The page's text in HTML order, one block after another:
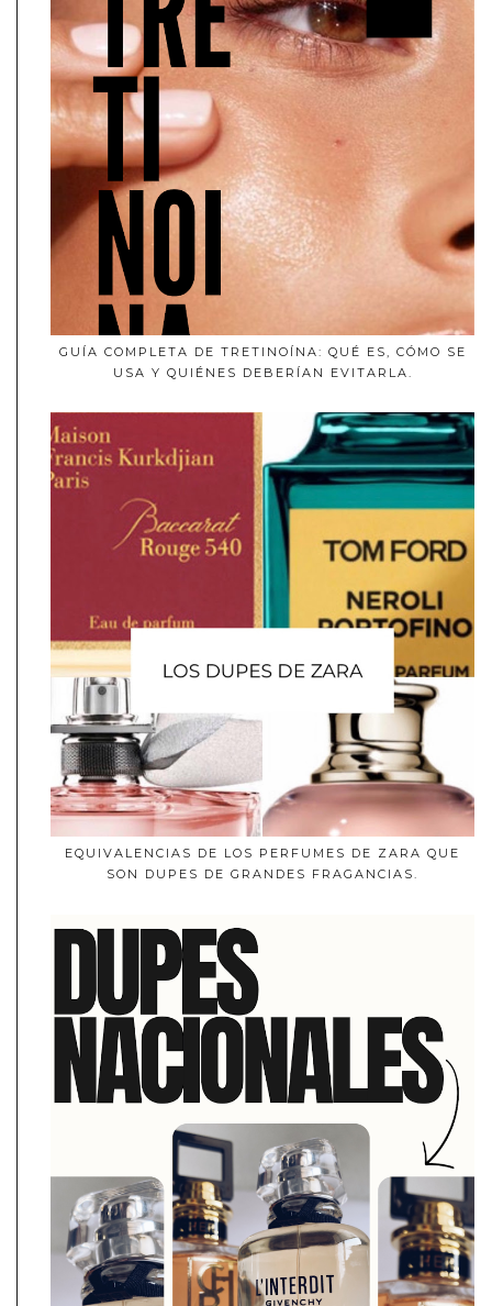
GUÍA COMPLETA DE TRETINOÍNA: QUÉ ES, CÓMO SE
USA Y QUIÉNES DEBERÍAN EVITARLA.
EQUIVALENCIAS DE LOS PERFUMES DE ZARA QUE
SON DUPES DE GRANDES FRAGANCIAS.